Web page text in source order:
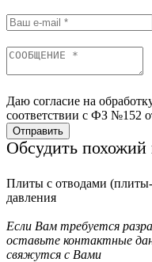
Даю согласие на
соответствии с ФЗ №152
Отправить
Обсудить похожий
Плиты с отводами
давления
Если Вам требуется
оставьте контактные
свяжутся с Вами